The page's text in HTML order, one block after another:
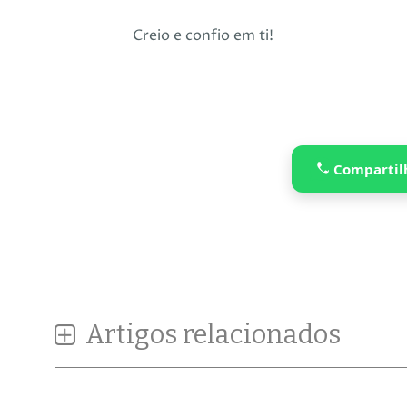
Creio e confio em ti!
Artigos relacionados